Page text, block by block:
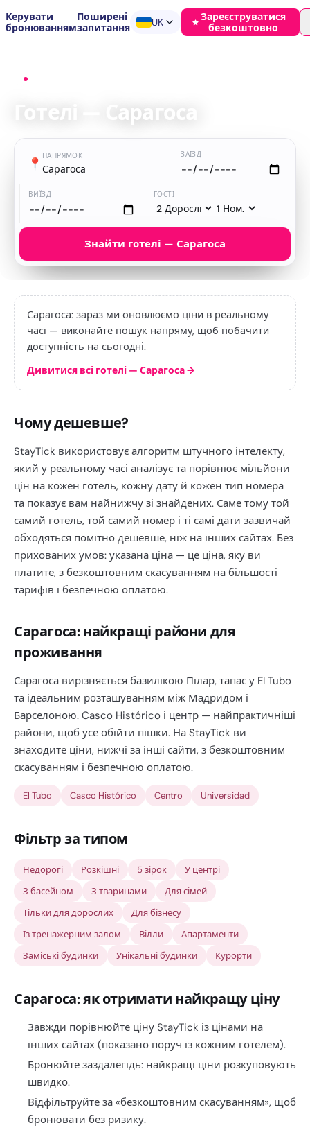
Керувати
бронюванням
Поширені
запитання
UK
Зареєструватися
безкоштовно
Готелі — Сарагоса
📍 НАПРЯМОК
Сарагоса
ЗАЇЗД
ВИЇЗД ГОСТІ
Знайти готелі — Сарагоса
Сарагоса: зараз ми оновлюємо ціни в реальному
часі — виконайте пошук напряму, щоб побачити
доступність на сьогодні.
Дивитися всі готелі — Сарагоса→
Чому дешевше?
StayTick використовує алгоритм штучного інтелекту,
який у реальному часі аналізує та порівнює мільйони
цін на кожен готель, кожну дату й кожен тип номера
та показує вам найнижчу зі знайдених. Саме тому той
самий готель, той самий номер і ті самі дати зазвичай
обходяться помітно дешевше, ніж на інших сайтах. Без
прихованих умов: указана ціна — це ціна, яку ви
платите, з безкоштовним скасуванням на більшості
тарифів і безпечною оплатою.
Сарагоса: найкращі райони для
проживання
Сарагоса вирізняється базилікою Пілар, тапас у El Tubo
та ідеальним розташуванням між Мадридом і
Барселоною. Casco Histórico і центр — найпрактичніші
райони, щоб усе обійти пішки. На StayTick ви
знаходите ціни, нижчі за інші сайти, з безкоштовним
скасуванням і безпечною оплатою.
El Tubo Casco Histórico Centro Universidad
Фільтр за типом
Недорогі Розкішні 5 зірок
У центрі
З басейном
З тваринами
Для сімей
Тільки для дорослих
Для бізнесу
Із тренажерним залом
Вілли
Апартаменти
Заміські будинки
Унікальні будинки Курорти
Сарагоса: як отримати найкращу ціну
Завжди порівнюйте ціну StayTick із цінами на
інших сайтах (показано поруч із кожним готелем).
Бронюйте заздалегідь: найкращі ціни розкуповують
швидко.
Відфільтруйте за «безкоштовним скасуванням», щоб
бронювати без ризику.